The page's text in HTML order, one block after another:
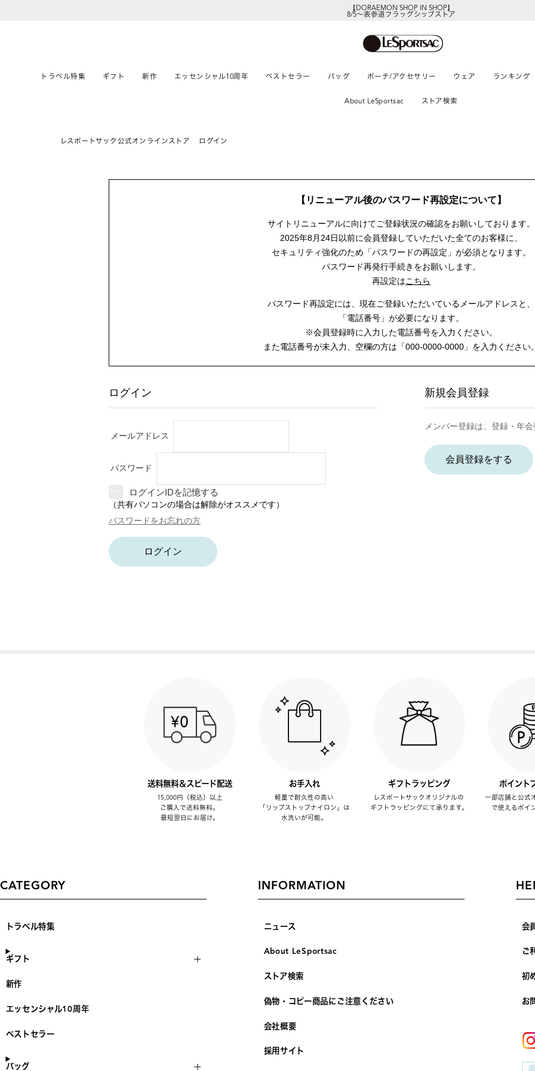
【DORAEMON SHOP IN SHOP】
8/5～表参道フラッグシップストア
トラベル特集 ギフト 新作 エッセンシャル10周年 ベストセラー バッグ ポーチ/アクセサリー ウェア ランキング
About LeSportsac ストア検索
レスポートサック公式オンラインストア ログイン
【リニューアル後のパスワード再設定について】
サイトリニューアルに向けてご登録状況の確認をお願いしております。
2025年8月24日以前に会員登録していただいた全てのお客様に、
セキュリティ強化のため「パスワードの再設定」が必須となります。
パスワード再発行手続きをお願いします。
再設定はこちら
パスワード再設定には、 現在ご登録いただいているメールアドレスと、
「電話番号」が必要になります。
※会員登録時に入力した電話番号を入力ください。
また電話番号が未入力、空欄の方は 「000-0000-0000」を入力ください。
ログイン
メールアドレス
パスワード
ログインIDを記憶する
（共有パソコンの場合は解除がオススメです）
パスワードをお忘れの方
ログイン
新規会員登録
メンバー登録は、登録・年会
会員登録をする
送料無料＆スピード配送
15,000円（税込）以上
ご購入で送料無料。
最短翌日にお届け。
お手入れ
軽量で耐久性の高い
「リップストップナイロン」は
水洗いが可能。
ギフトラッピング
レスポートサックオリジナルの
ギフトラッピングにて承ります。
ポイント
一部店舗と公式
で使えるポイ
CATEGORY
トラベル特集
ギフト
新作
エッセンシャル10周年
ベストセラー
バッグ
INFORMATION
ニュース
About LeSportsac
ストア検索
偽物・コピー商品にご注意ください
会社概要
採用サイト
会
ご
初
お